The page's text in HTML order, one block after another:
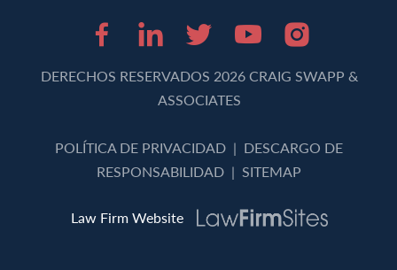
Facebook (opens in
LinkedIn (opens
TwitterYoutube
DERECHOS RESERVADOS 2026 CRAIG SWAPP &
ASSOCIATES
POLÍTICA DE PRIVACIDAD | DESCARGO DE
RESPONSABILIDAD | SITEMAP
Law Firm Website